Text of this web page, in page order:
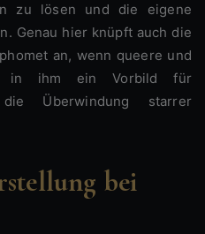
zu lösen und die eigene
Genau hier knüpft auch die
an, wenn queere und
in ihm ein Vorbild für
Überwindung starrer
bei